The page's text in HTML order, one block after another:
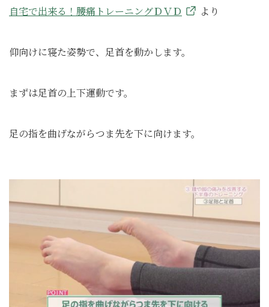
自宅で出来る！腰痛トレーニングＤＶＤ より
仰向けに寝た姿勢で、足首を動かします。
まずは足首の上下運動です。
足の指を曲げながらつま先を下に向けます。